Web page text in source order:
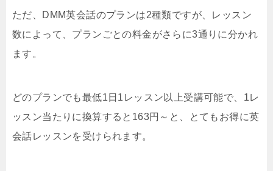
ただ、DMM英会話のプランは2種類ですが、レッスン
数によって、プランごとの料金がさらに3通りに分かれ
ます。
どのプランでも最低1日1レッスン以上受講可能で、1レ
ッスン当たりに換算すると163円～と、とてもお得に英
会話レッスンを受けられます。